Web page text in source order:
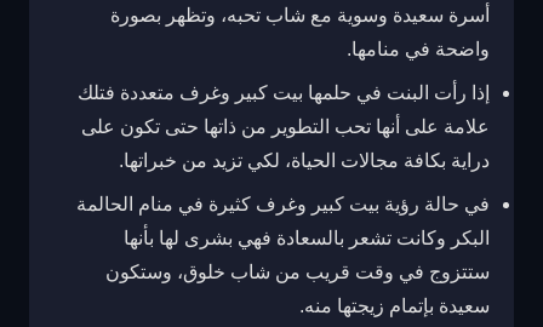
أسرة سعيدة وسوية مع شاب تحبه، وتظهر بصورة
واضحة في منامها.
إذا رأت البنت في حلمها بيت كبير وغرف متعددة فتلك
علامة على أنها تحب التطوير من ذاتها حتى تكون على
دراية بكافة مجالات الحياة، لكي تزيد من خبراتها.
في حالة رؤية بيت كبير وغرف كثيرة في منام الحالمة
البكر وكانت تشعر بالسعادة فهي بشرى لها بأنها
ستتزوج في وقت قريب من شاب خلوق، وستكون
سعيدة بإتمام زيجتها منه.